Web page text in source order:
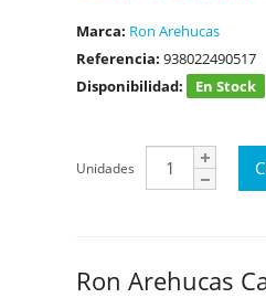
Marca: Ron Arehucas
Referencia: 938022490517
Disponibilidad:
En Stock
Unidades
Ron Arehucas